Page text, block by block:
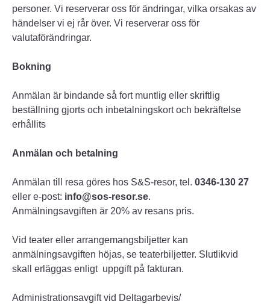
personer. Vi reserverar oss för ändringar, vilka orsakas av
händelser vi ej rår över. Vi reserverar oss för
valutaförändringar.
Bokning
Anmälan är bindande så fort muntlig eller skriftlig
beställning gjorts och inbetalningskort och bekräftelse
erhållits
Anmälan och betalning
Anmälan till resa göres hos S&S-resor, tel. 0346-130 27
eller e-post: info@sos-resor.se.
Anmälningsavgiften är 20% av resans pris.
Vid teater eller arrangemangsbiljetter kan
anmälningsavgiften höjas, se teaterbiljetter. Slutlikvid
skall erläggas enligt uppgift på fakturan.
Administrationsavgift vid Deltagarbevis/